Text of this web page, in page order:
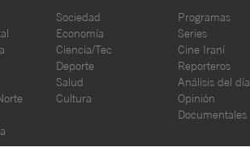
Sociedad
Economía
Ciencia/Tec
Deporte
Salud
Cultura
Programas
Series
Cine Iraní
Reporteros
Análisis del día
Opinión
Documentales